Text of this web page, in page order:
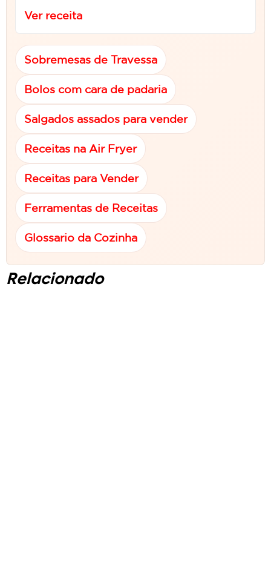
Ver receita
Sobremesas de Travessa
Bolos com cara de padaria
Salgados assados para vender
Receitas na Air Fryer
Receitas para Vender
Ferramentas de Receitas
Glossario da Cozinha
Relacionado